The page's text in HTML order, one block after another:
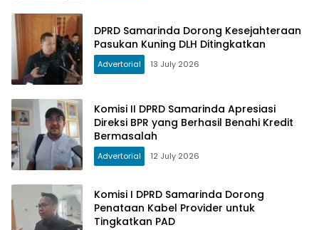
DPRD Samarinda Dorong Kesejahteraan
Pasukan Kuning DLH Ditingkatkan
Advertorial 13 July 2026
Komisi II DPRD Samarinda Apresiasi
Direksi BPR yang Berhasil Benahi Kredit
Bermasalah
Advertorial 12 July 2026
Komisi I DPRD Samarinda Dorong
Penataan Kabel Provider untuk
Tingkatkan PAD